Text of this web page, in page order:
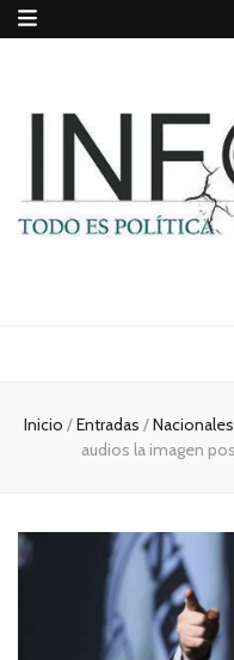
Inicio /Entradas /Nacionales
audios la imagen